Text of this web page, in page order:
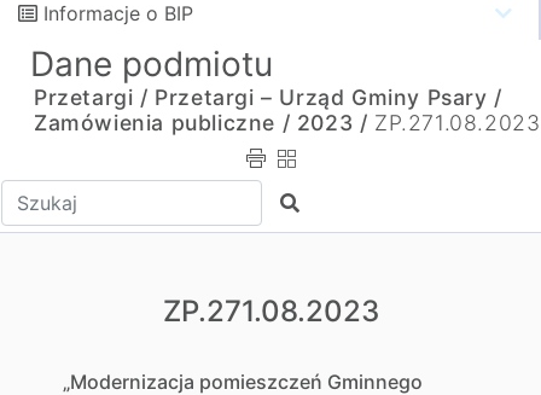
Informacje o BIP
Dane podmiotu
Przetargi / Przetargi – Urząd Gminy Psary /
Zamówienia publiczne / 2023 / ZP.271.08.2023
Wpisz tekst do wyszukania Szukaj
ZP.271.08.2023
„Modernizacja pomieszczeń Gminnego